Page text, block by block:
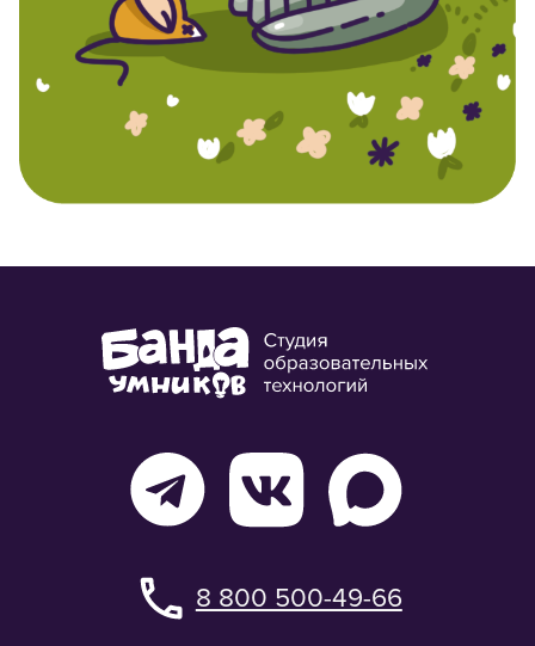
8 800 500-49-66
info@bandaumnikov.ru